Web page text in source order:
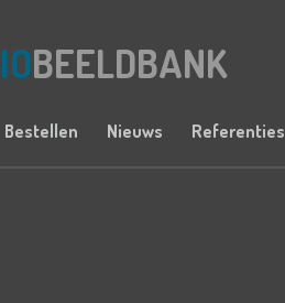
BEELDBANK
Bestellen Nieuws Referenties